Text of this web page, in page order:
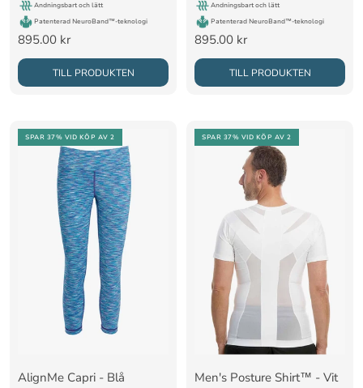
Andningsbart och lätt
Patenterad NeuroBand™-teknologi
Rea-
pris
895.00 kr
TILL PRODUKTEN
Andningsbart och lätt
Patenterad NeuroBand™-teknologi
Rea-
pris
895.00 kr
TILL PRODUKTEN
SPAR 37% VID KÖP AV 2
AlignMe Capri - Blå
SPAR 37% VID KÖP AV 2
Men's Posture Shirt™ - Vit